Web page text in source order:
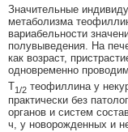
Значительные
метаболизма
вариабельности
полувыведения. На
как возраст,
одновременно
T1/2 теофиллина у
практически без
органов и систем
ч, у новорожденных и